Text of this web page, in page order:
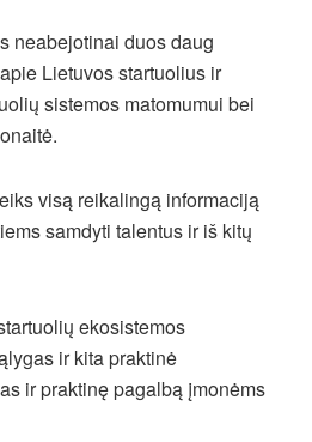
neabejotinai duos daug
Lietuvos startuolius ir
sistemos matomumui bei
visą reikalingą informaciją
samdyti talentus ir iš kitų
ekosistemos
ir kita praktinė
ir praktinę pagalbą įmonėms